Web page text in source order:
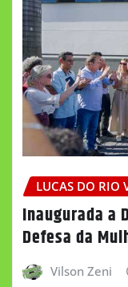
LUCAS DO RIO
Inaugurada a
Defesa da
Vilson Zeni